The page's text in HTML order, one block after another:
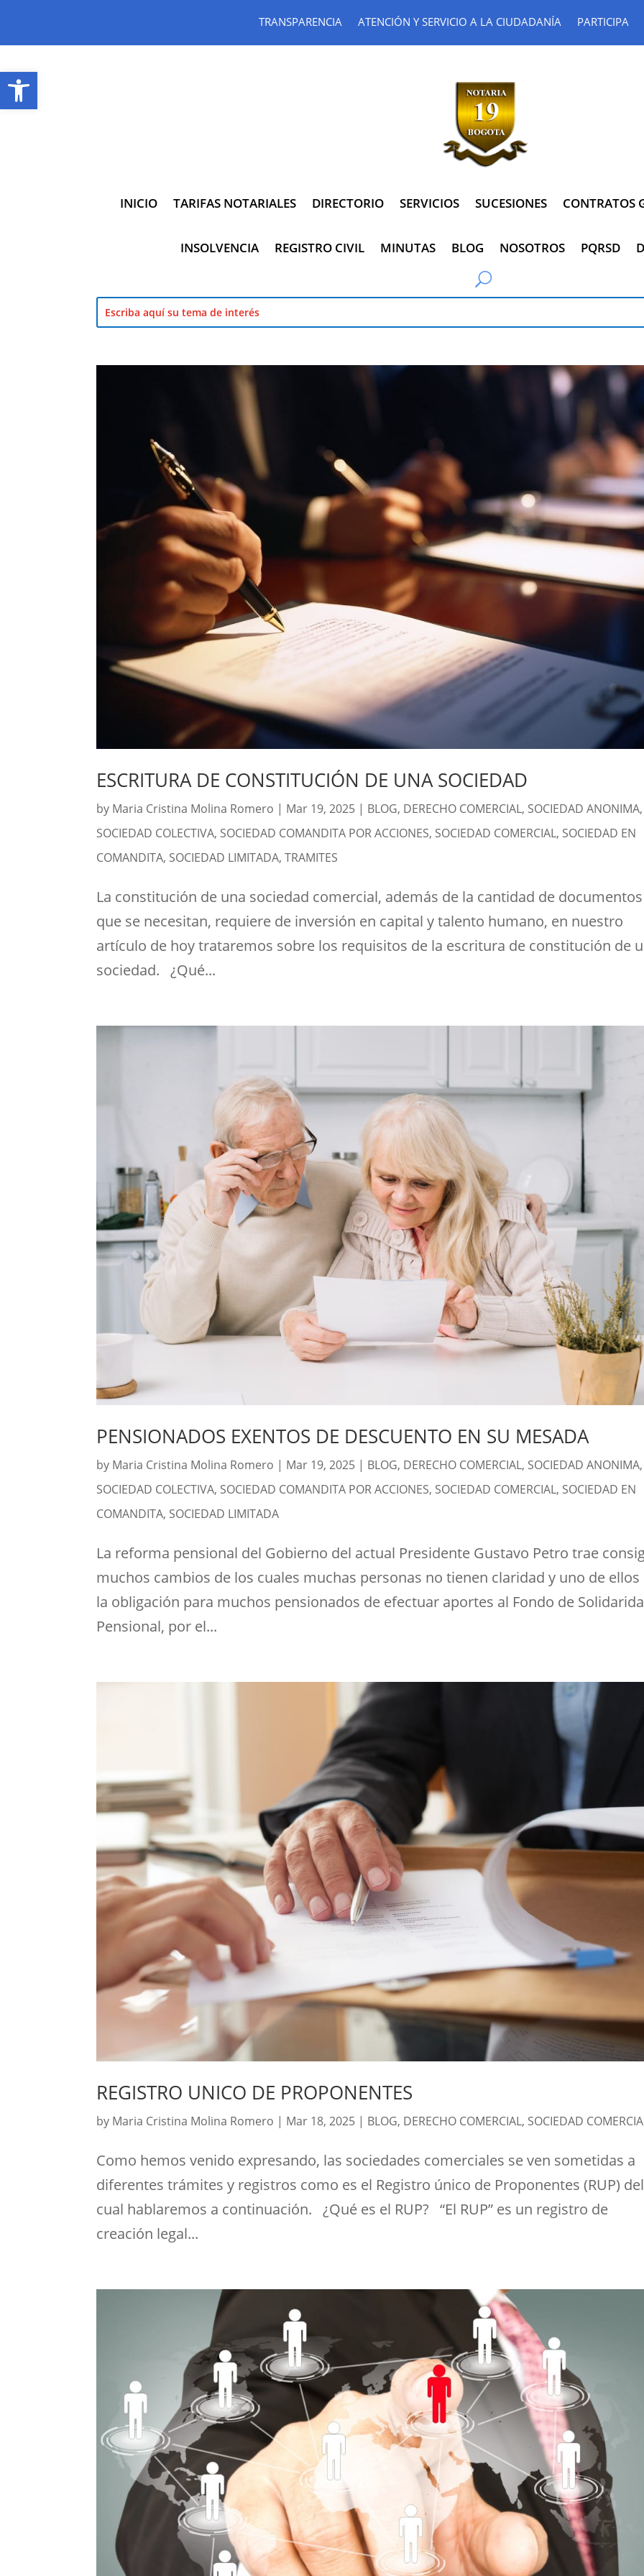
Abrir barra de herramientas
TRANSPARENCIA ATENCIÓN Y SERVICIO A LA CIUDADANÍA PARTICIPA
INICIO TARIFAS NOTARIALES DIRECTORIO SERVICIOS SUCESIONES CONTRATOS
INSOLVENCIA REGISTRO CIVIL MINUTAS BLOG NOSOTROS PQRSD
ESCRITURA DE CONSTITUCIÓN DE UNA SOCIEDAD
by Maria Cristina Molina Romero | Mar 19, 2025 | BLOG, DERECHO COMERCIAL, SOCIEDAD ANONIMA,
SOCIEDAD COLECTIVA, SOCIEDAD COMANDITA POR ACCIONES, SOCIEDAD COMERCIAL, SOCIEDAD EN
COMANDITA, SOCIEDAD LIMITADA,TRAMITES
La constitución de una sociedad comercial, además de la cantidad de documentos
que se necesitan, requiere de inversión en capital y talento humano, en nuestro
artículo de hoy trataremos sobre los requisitos de la escritura de constitución de
sociedad. ¿Qué...
PENSIONADOS EXENTOS DE DESCUENTO EN SU MESADA
by Maria Cristina Molina Romero | Mar 19, 2025 | BLOG, DERECHO COMERCIAL, SOCIEDAD ANONIMA,
SOCIEDAD COLECTIVA, SOCIEDAD COMANDITA POR ACCIONES, SOCIEDAD COMERCIAL, SOCIEDAD EN
COMANDITA, SOCIEDAD LIMITADA
La reforma pensional del Gobierno del actual Presidente Gustavo Petro trae
muchos cambios de los cuales muchas personas no tienen claridad y uno de ellos
la obligación para muchos pensionados de efectuar aportes al Fondo de
Pensional, por el...
REGISTRO UNICO DE PROPONENTES
by Maria Cristina Molina Romero | Mar 18, 2025 | BLOG, DERECHO COMERCIAL, SOCIEDAD
Como hemos venido expresando, las sociedades comerciales se ven sometidas a
diferentes trámites y registros como es el Registro único de Proponentes (RUP) del
cual hablaremos a continuación. ¿Qué es el RUP? “El RUP” es un registro de
creación legal...